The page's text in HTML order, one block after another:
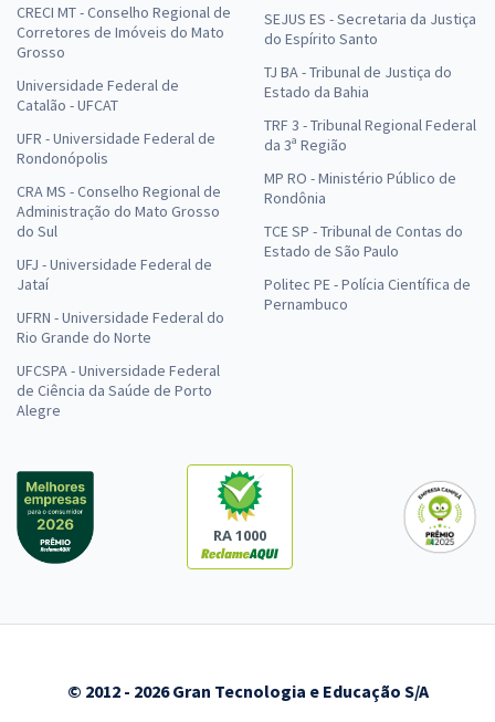
CRECI MT - Conselho Regional de
Corretores de Imóveis do Mato
Grosso
Universidade Federal de
Catalão - UFCAT
UFR - Universidade Federal de
Rondonópolis
CRA MS - Conselho Regional de
Administração do Mato Grosso
do Sul
UFJ - Universidade Federal de
Jataí
UFRN - Universidade Federal do
Rio Grande do Norte
UFCSPA - Universidade Federal
de Ciência da Saúde de Porto
Alegre
SEJUS ES - Secretaria da Justiça
do Espírito Santo
TJ BA - Tribunal de Justiça do
Estado da Bahia
TRF 3 - Tribunal Regional Federal
da 3ª Região
MP RO - Ministério Público de
Rondônia
TCE SP - Tribunal de Contas do
Estado de São Paulo
Politec PE - Polícia Científica de
Pernambuco
RA 1000
© 2012 - 2026 Gran Tecnologia e Educação S/A